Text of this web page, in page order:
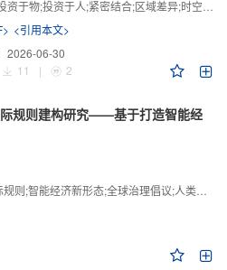
资于物;投资于人;紧密结合;区域差异;时空演化
<引用本文>
2026-06-30
11 | 2
规则建构研究——基于打造智能经
智能经济新形态;全球治理倡议;人类命运共同体